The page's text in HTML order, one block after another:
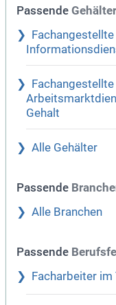
Passende Gehälter
Gehalt
Alle Gehälter
Passende
Alle Branchen
Passende
Facharbeiter